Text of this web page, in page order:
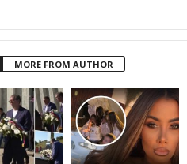
MORE FROM AUTHOR